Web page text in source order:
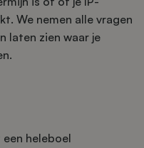
We nemen alle vragen
laten zien waar je
heleboel